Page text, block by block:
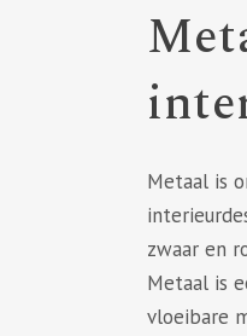
Metaal is
zwaar en
Metaal is
vloeibare